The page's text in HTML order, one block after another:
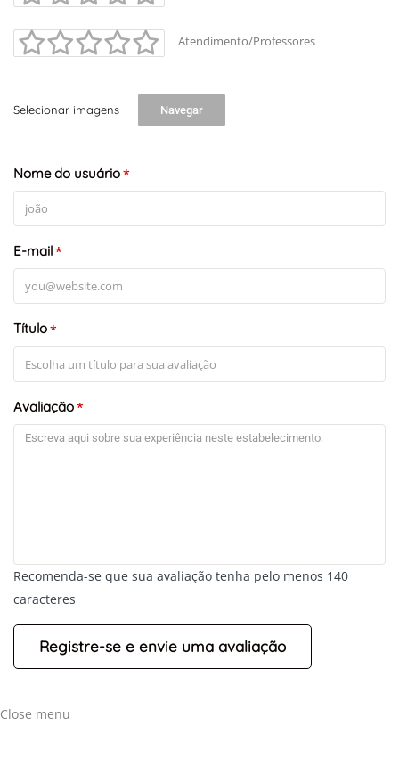
+-
Atendimento/Professores
Selecionar imagens Navegar
Nome do usuário*
E-mail*
Título*
Avaliação*
Recomenda-se que sua avaliação tenha pelo menos 140
caracteres
Close menu